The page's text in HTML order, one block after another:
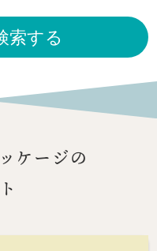
索する
ケージの